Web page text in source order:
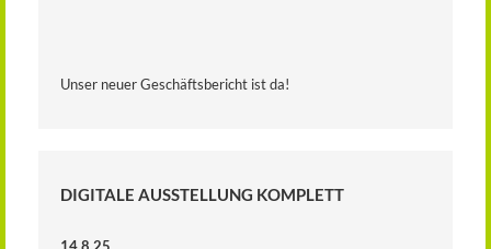
Unser neuer Geschäftsbericht ist da!
DIGITALE AUSSTELLUNG KOMPLETT